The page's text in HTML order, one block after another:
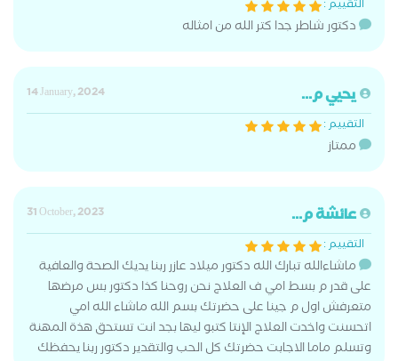
التقييم :
دكتور شاطر جدا كتر الله من امثاله
يحيي م...
14 January, 2024
التقييم :
ممتاز
عائشة م...
31 October, 2023
التقييم :
ماشاءالله تبارك الله دكتور ميلاد عازر ربنا يديك الصحة والعافية
على قدر م بسط امي ف العلاج نحن روحنا كذا دكتور بس مرضها
متعرفش اول م جينا على حضرتك بسم الله ماشاء الله امي
اتحسنت واخدت العلاج الإنتا كتبو ليها بجد انت تستحق هذة المهنة
وتسلم ماما الاجابت حضرتك كل الحب والتقدير دكتور ربنا يحفظك